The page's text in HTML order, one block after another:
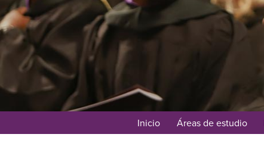
Inicio Áreas de estudio